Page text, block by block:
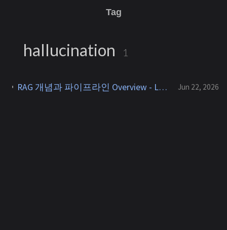
Tag
hallucination 1
RAG 개념과 파이프라인 Overview - LLM의 한계와 검색 증강 파이프라인 [RAG 1] Jun 22, 2026